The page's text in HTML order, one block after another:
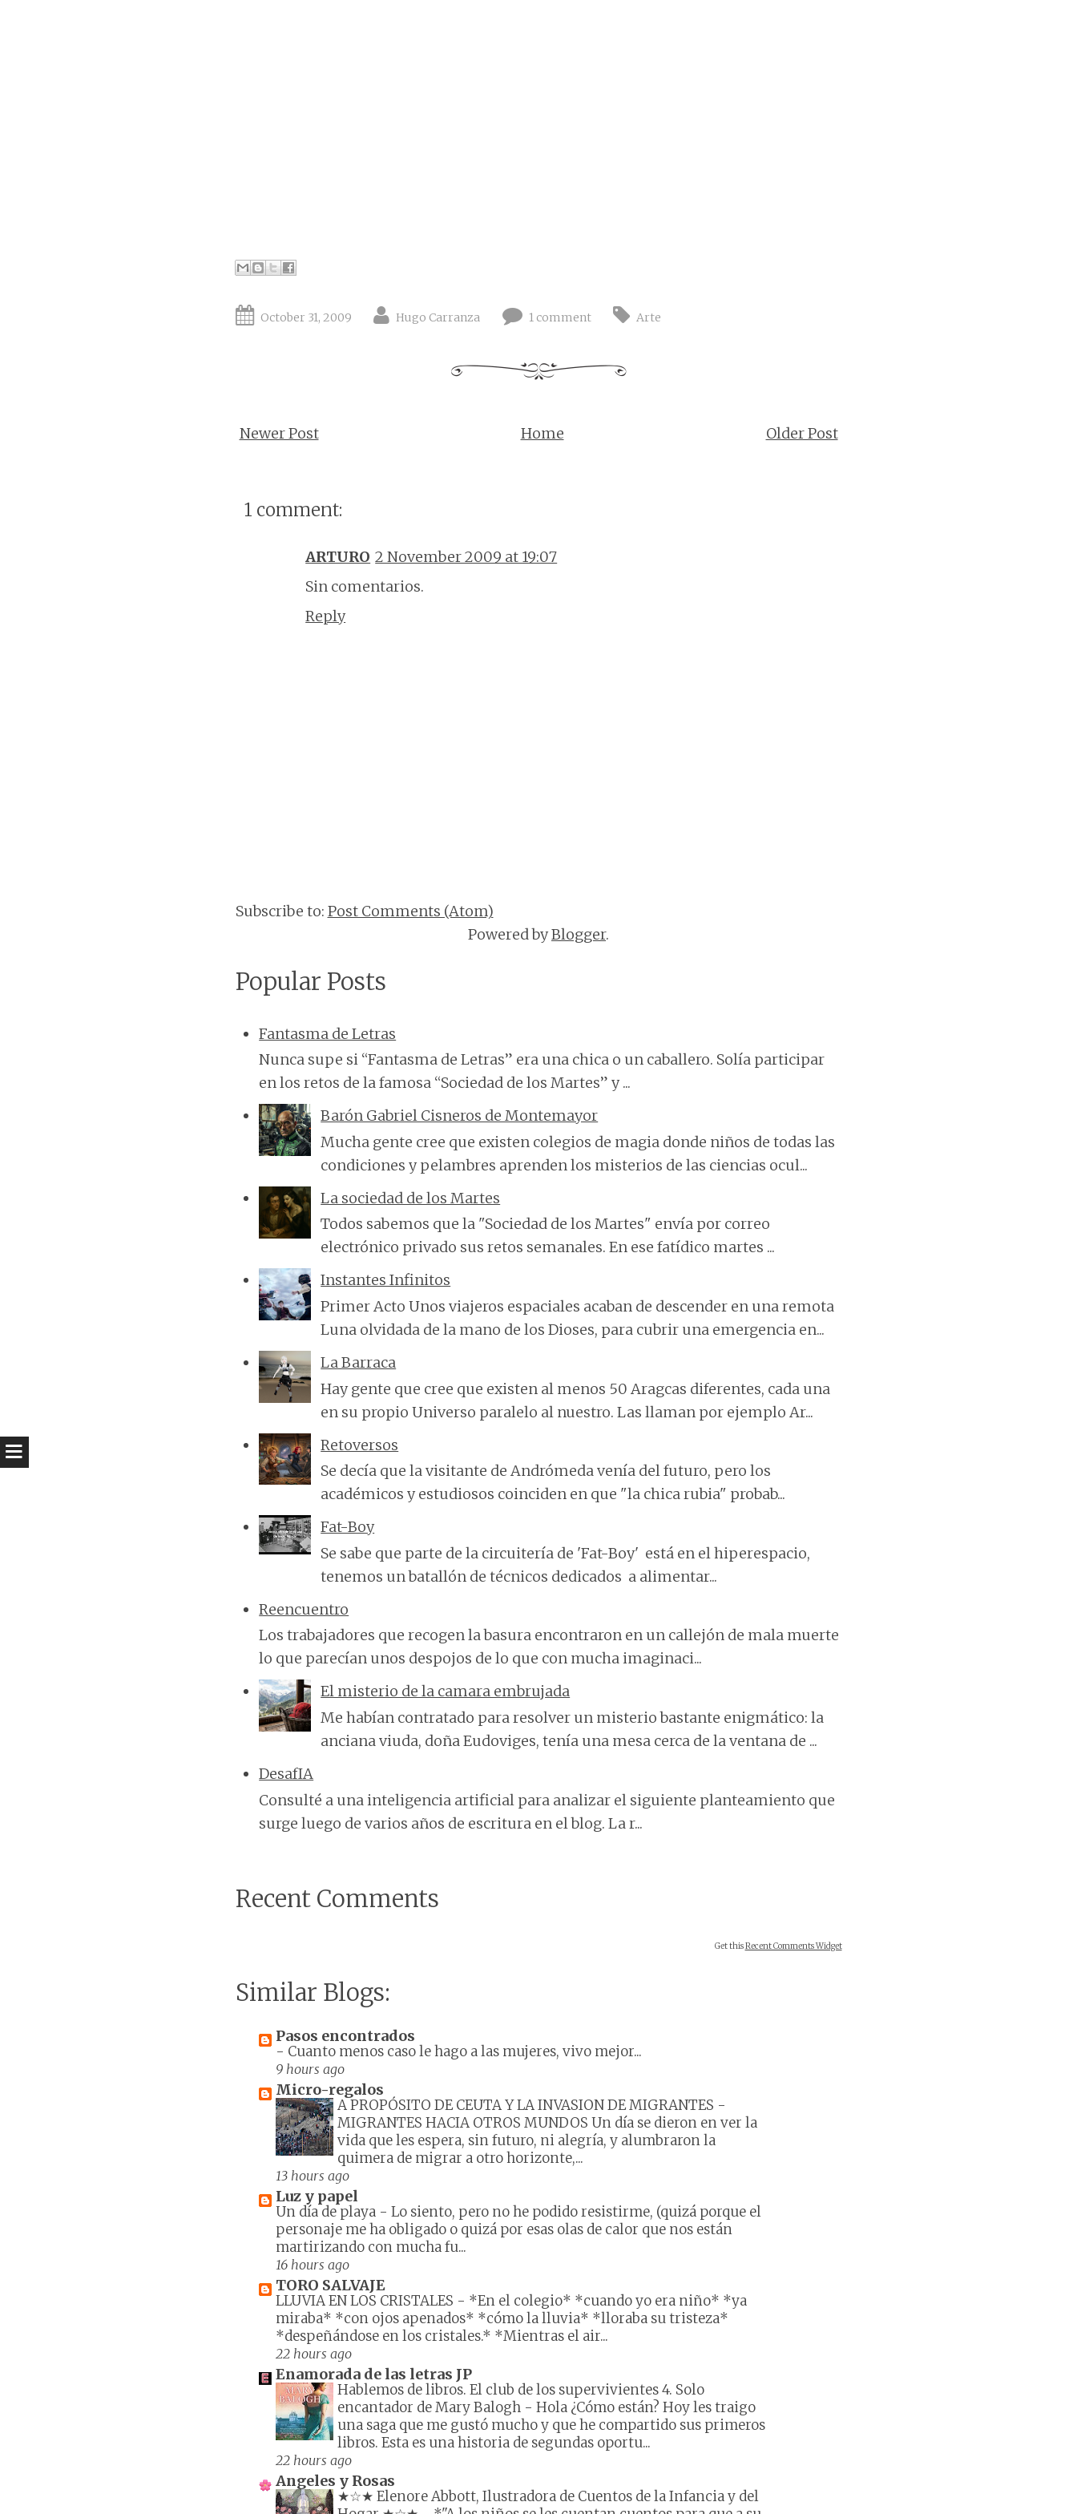
October 31, 2009 Hugo Carranza 1 comment Arte
Newer Post Older Post
Home
1 comment:
ARTURO 2 November 2009 at 19:07
Sin comentarios.
Reply
Subscribe to: Post Comments (Atom)
Powered byBlogger.
Popular Posts
Fantasma de Letras
Nunca supe si “Fantasma de Letras” era una chica o un caballero. Solía participar
en los retos de la famosa “Sociedad de los Martes” y ...
Barón Gabriel Cisneros de Montemayor
Mucha gente cree que existen colegios de magia donde niños de todas las
condiciones y pelambres aprenden los misterios de las ciencias ocul...
La sociedad de los Martes
Todos sabemos que la "Sociedad de los Martes" envía por correo
electrónico privado sus retos semanales. En ese fatídico martes ...
Instantes Infinitos
Primer Acto Unos viajeros espaciales acaban de descender en una remota
Luna olvidada de la mano de los Dioses, para cubrir una emergencia en...
La Barraca
Hay gente que cree que existen al menos 50 Aragcas diferentes, cada una
en su propio Universo paralelo al nuestro. Las llaman por ejemplo Ar...
Retoversos
Se decía que la visitante de Andrómeda venía del futuro, pero los
académicos y estudiosos coinciden en que "la chica rubia" probab...
Fat-Boy
Se sabe que parte de la circuitería de 'Fat-Boy' está en el hiperespacio,
tenemos un batallón de técnicos dedicados a alimentar...
Reencuentro
Los trabajadores que recogen la basura encontraron en un callejón de mala muerte
lo que parecían unos despojos de lo que con mucha imaginaci...
El misterio de la camara embrujada
Me habían contratado para resolver un misterio bastante enigmático: la
anciana viuda, doña Eudoviges, tenía una mesa cerca de la ventana de ...
DesafIA
Consulté a una inteligencia artificial para analizar el siguiente planteamiento que
surge luego de varios años de escritura en el blog. La r...
Recent Comments
Get thisRecent Comments Widget
Similar Blogs:
Pasos encontrados
- Cuanto menos caso le hago a las mujeres, vivo mejor...
9 hours ago
Micro-regalos
A PROPÓSITO DE CEUTA Y LA INVASION DE MIGRANTES -
MIGRANTES HACIA OTROS MUNDOS Un día se dieron en ver la
vida que les espera, sin futuro, ni alegría, y alumbraron la
quimera de migrar a otro horizonte,...
13 hours ago
Luz y papel
Un día de playa -Lo siento, pero no he podido resistirme, (quizá porque el
personaje me ha obligado o quizá por esas olas de calor que nos están
martirizando con mucha fu...
16 hours ago
TORO SALVAJE
LLUVIA EN LOS CRISTALES - *En el colegio* *cuando yo era niño* *ya
miraba* *con ojos apenados* *cómo la lluvia* *lloraba su tristeza*
*despeñándose en los cristales.* *Mientras el air...
22 hours ago
Enamorada de las letras JP
Hablemos de libros. El club de los supervivientes 4. Solo
encantador de Mary Balogh -Hola ¿Cómo están? Hoy les traigo
una saga que me gustó mucho y que he compartido sus primeros
libros. Esta es una historia de segundas oportu...
22 hours ago
Angeles y Rosas
★☆★ Elenore Abbott, Ilustradora de Cuentos de la Infancia y del